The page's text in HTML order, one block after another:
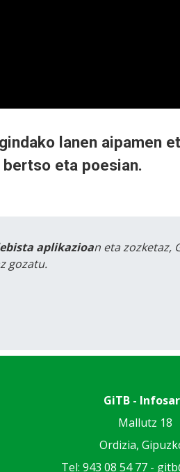
lanen aipamen
eta poesian.
aplikazioan eta zozketaz,
gozatu.
GiTB -
Mallutz 18
Ordizia,
Tel: 943 08 54 77 -